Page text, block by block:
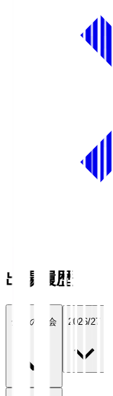
出場履歴
全ての大会 2026/27